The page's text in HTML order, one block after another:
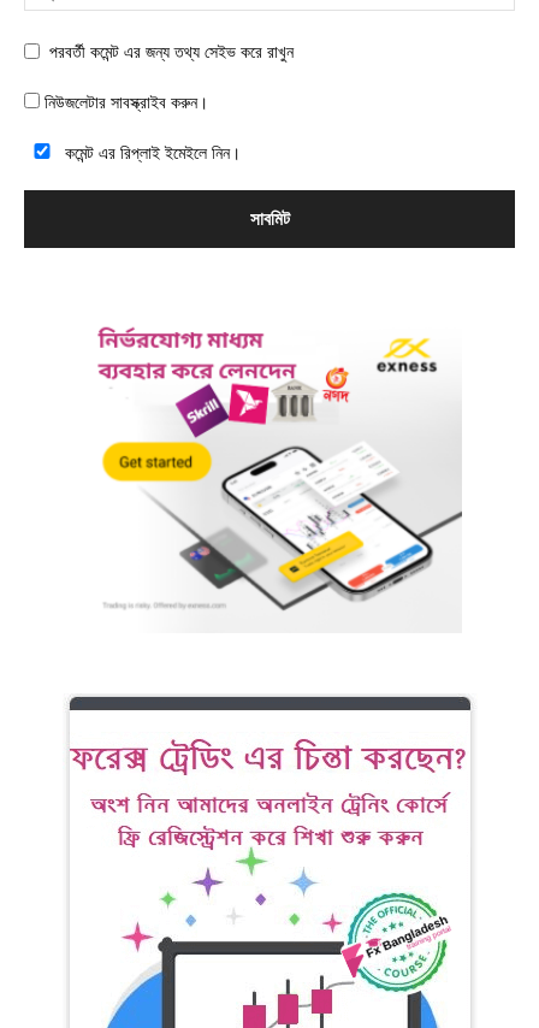
পরবর্তী কমেন্ট এর জন্য তথ্য সেইভ করে রাখুন
নিউজলেটার সাবস্ক্রাইব করুন।
কমেন্ট এর রিপ্লাই ইমেইলে নিন।